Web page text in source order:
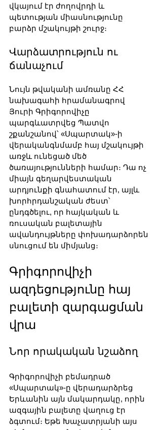
վկայում էր ժողովրդի և
պետության միասնությունը
բարձր մշակույթի շուրջ։
Վարձատրություն ու
ճանաչում
Նույն թվականի ամռանը ՀՀ
նախագահի հրամանագրով
Յուրի Գրիգորովիչը
պարգևատրվեց Պատվո
շքանշանով՝ «Սպարտակ»-ի
վերականգնմամբ հայ մշակույթի
առջև ունեցած մեծ
ծառայությունների համար։ Դա ոչ
միայն գեղարվեստական
արդյունքի գնահատում էր, այլև
խորհրդանշական ժեստ՝
ընդգծելու, որ հայկական և
ռուսական բալետային
ավանդույթները փոխադարձորեն
սնուցում են միմյանց։
Գրիգորովիչի
ազդեցությունը հայ
բալետի զարգացման
վրա
Նոր որակական նշաձող
Գրիգորովիչի բեմադրած
«Սպարտակ»-ը վերադարձրեց
Երևանին այն մակարդակը, որին
ազգային բալետը վաղուց էր
ձգտում։ Եթե Խաչատրյանի այս